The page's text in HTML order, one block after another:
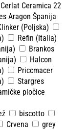
Cerlat Ceramica 22
Aragon Španija
(Poljska)
Refin (Italia)
Brankos
Halcon
Priccmacer
Stargres
pločice
biscotto
Crvena
grey